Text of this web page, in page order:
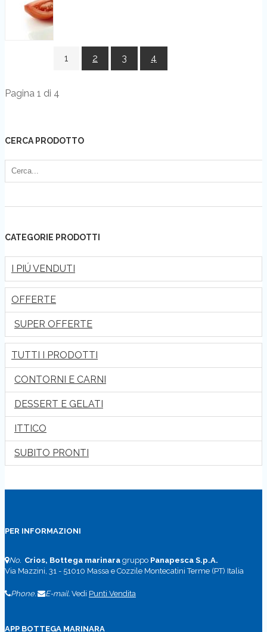
1 2 3 4
Pagina 1 di 4
CERCA PRODOTTO
CATEGORIE PRODOTTI
I PIÚ VENDUTI
OFFERTE
SUPER OFFERTE
TUTTI I PRODOTTI
CONTORNI E CARNI
DESSERT E GELATI
ITTICO
SUBITO PRONTI
PER INFORMAZIONI
No. Crios, Bottega marinara gruppo Panapesca S.p.A.
Via Mazzini, 31 - 51010 Massa e Cozzile Montecatini Terme (PT) Italia
Phone. E-mail. Vedi Punti Vendita
APP BOTTEGA MARINARA